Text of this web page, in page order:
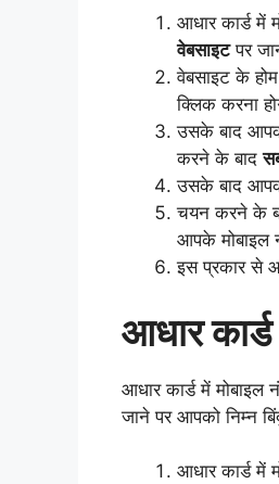
आधार कार्ड में
वेबसाइटपर
वेबसाइट के
क्लिक करना
उसके बाद
करने के बाद
उसके बाद
चयन करने के
आपके मोबाइल
इस प्रकार से
आधार
आधार कार्ड में मोबाइल
जाने पर आपको निम्न
आधार कार्ड